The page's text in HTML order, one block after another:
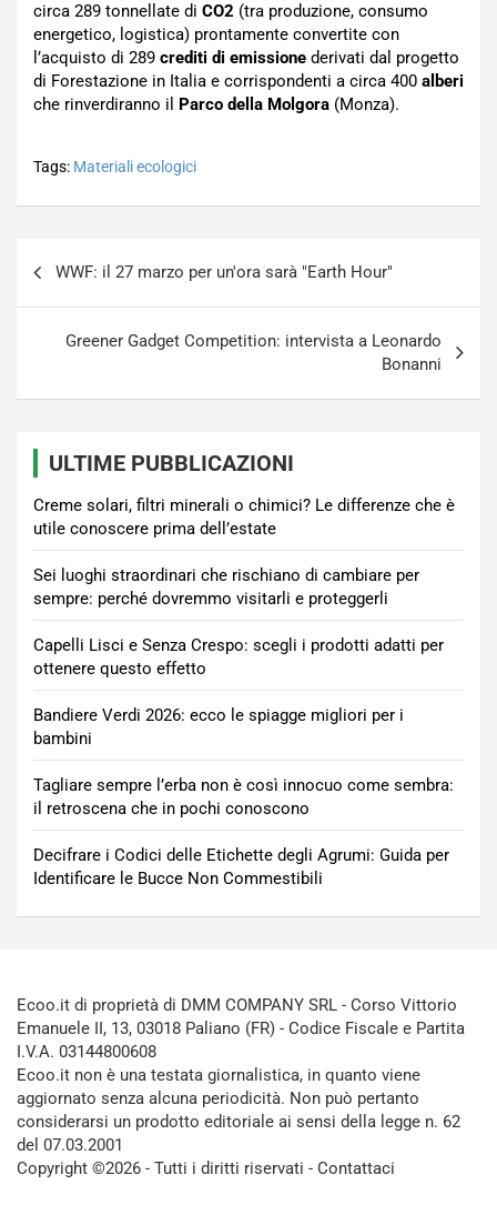
circa 289 tonnellate di CO2 (tra produzione, consumo
energetico, logistica) prontamente convertite con
l’acquisto di 289 crediti di emissione derivati dal progetto
di Forestazione in Italia e corrispondenti a circa 400 alberi
che rinverdiranno il Parco della Molgora (Monza).
Tags: Materiali ecologici
WWF: il 27 marzo per un'ora sarà "Earth Hour"
Greener Gadget Competition: intervista a Leonardo
Bonanni
ULTIME PUBBLICAZIONI
Creme solari, filtri minerali o chimici? Le differenze che è
utile conoscere prima dell’estate
Sei luoghi straordinari che rischiano di cambiare per
sempre: perché dovremmo visitarli e proteggerli
Capelli Lisci e Senza Crespo: scegli i prodotti adatti per
ottenere questo effetto
Bandiere Verdi 2026: ecco le spiagge migliori per i
bambini
Tagliare sempre l’erba non è così innocuo come sembra:
il retroscena che in pochi conoscono
Decifrare i Codici delle Etichette degli Agrumi: Guida per
Identificare le Bucce Non Commestibili
Ecoo.it di proprietà di DMM COMPANY SRL - Corso Vittorio
Emanuele II, 13, 03018 Paliano (FR) - Codice Fiscale e Partita
I.V.A. 03144800608
Ecoo.it non è una testata giornalistica, in quanto viene
aggiornato senza alcuna periodicità. Non può pertanto
considerarsi un prodotto editoriale ai sensi della legge n. 62
del 07.03.2001
Copyright ©2026 - Tutti i diritti riservati - Contattaci